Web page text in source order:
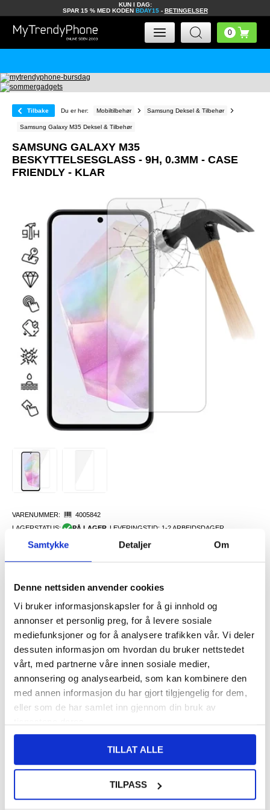
Samtykke Detaljer Om
Denne nettsiden anvender cookies
Vi bruker informasjonskapsler for å gi innhold og
annonser et personlig preg, for å levere sosiale
mediefunksjoner og for å analysere trafikken vår. Vi deler
dessuten informasjon om hvordan du bruker nettstedet
vårt, med partnerne våre innen sosiale medier,
annonsering og analysearbeid, som kan kombinere den
med annen informasjon du har gjort tilgjengelig for dem,
eller som de har samlet inn gjennom din bruk av
TILLAT ALLE
TILPASS
KUN I DAG:
SPAR 15 % MED KODEN BDAY15- BETINGELSER
Tilbake Du er her: Mobiltilbehør Samsung Deksel & Tilbehør
Samsung Galaxy M35 Deksel & Tilbehør
SAMSUNG GALAXY M35
BESKYTTELSESGLASS - 9H, 0.3MM - CASE
FRIENDLY - KLAR
VARENUMMER:
4005842
LAGERSTATUS:
PÅ LAGER. LEVERINGSTID: 1-2 ARBEIDSDAGER
FRAKTINFO
8,00NOK
DU SPARER100,00NOK
SETT DET BILLIGERE?
- +
KUN 3 IGJEN PÅ LAGER!!
LIVE CHAT
Beskrivelse
Skjermbeskyttere til Samsung Galaxy M35 - 9H, 0.3mm